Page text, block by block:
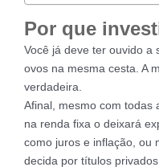
Por que
Você já deve ter ouvido a
ovos na mesma cesta. A
verdadeira.
Afinal, mesmo com todas
na renda fixa o deixará
como juros e inflação, ou
decida por títulos privados.